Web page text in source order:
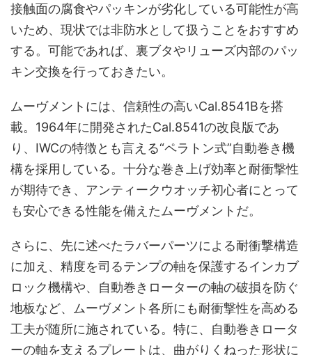
接触面の腐食やパッキンが劣化している可能性が高
いため、現状では非防水として扱うことをおすすめ
する。可能であれば、裏ブタやリューズ内部のパッ
キン交換を行っておきたい。
ムーヴメントには、信頼性の高いCal.8541Bを搭
載。1964年に開発されたCal.8541の改良版であ
り、IWCの特徴とも言える“ペラトン式”自動巻き機
構を採用している。十分な巻き上げ効率と耐衝撃性
が期待でき、アンティークウオッチ初心者にとって
も安心できる性能を備えたムーヴメントだ。
さらに、先に述べたラバーパーツによる耐衝撃構造
に加え、精度を司るテンプの軸を保護するインカブ
ロック機構や、自動巻きローターの軸の破損を防ぐ
地板など、ムーヴメント各所にも耐衝撃性を高める
工夫が随所に施されている。特に、自動巻きロータ
ーの軸を支えるプレートは、曲がりくねった形状に